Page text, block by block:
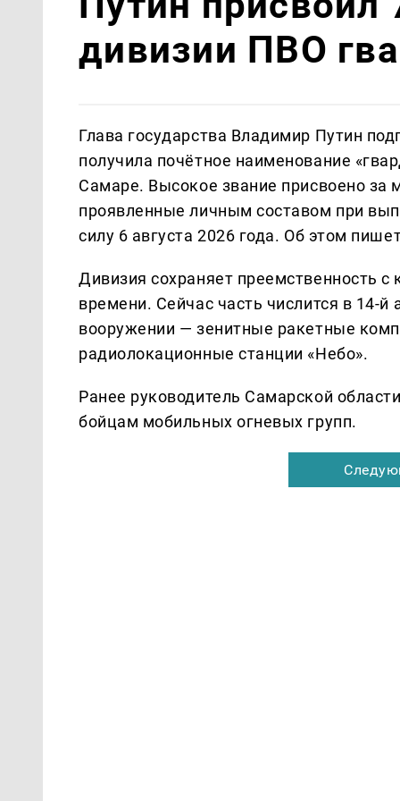
дивизии ПВО
Глава государства Владимир Путин
получила почётное наименование
Самаре. Высокое звание присвоено за
проявленные личным составом при
силу 6 августа 2026 года. Об этом
Дивизия сохраняет преемственность
времени. Сейчас часть числится в 14-
вооружении — зенитные ракетные
радиолокационные станции «Небо».
Ранее руководитель Самарской
бойцам мобильных огневых групп.